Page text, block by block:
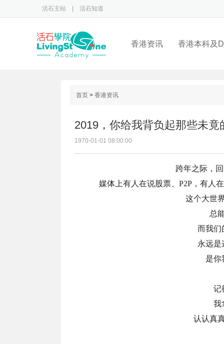
活石主站 活石知道
香港资讯 香港本科及
首页 > 香港资讯
2019，你给我背负起那些未竟
1970-01-01 08:00:00
跨年之际，
媒体上有人在说股票、P2P，有人
这个大世
总
而我们
永远是
是你
记
我
认认真